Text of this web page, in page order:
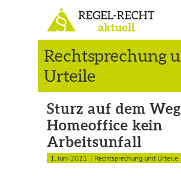
Rechtsprechung
Urteile
Sturz auf dem
Homeoffice kein
Arbeitsunfall
1. Juni 2021 Rechtsprechung und Urteile